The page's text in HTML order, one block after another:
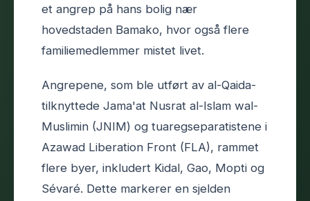
et angrep på hans bolig nær
hovedstaden Bamako, hvor også flere
familiemedlemmer mistet livet.
Angrepene, som ble utført av al-Qaida-
tilknyttede Jama'at Nusrat al-Islam wal-
Muslimin (JNIM) og tuaregseparatistene i
Azawad Liberation Front (FLA), rammet
flere byer, inkludert Kidal, Gao, Mopti og
Sévaré. Dette markerer en sjelden